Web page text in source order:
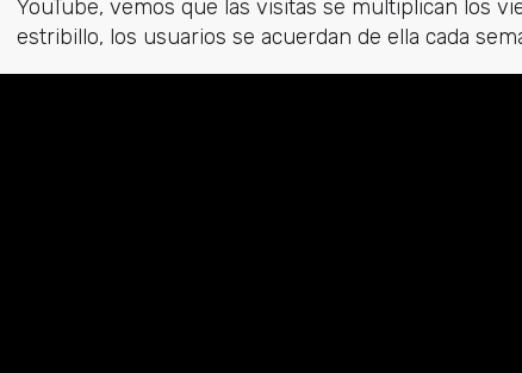
YouTube, vemos que las visitas se multiplican los
estribillo, los usuarios se acuerdan de ella cada